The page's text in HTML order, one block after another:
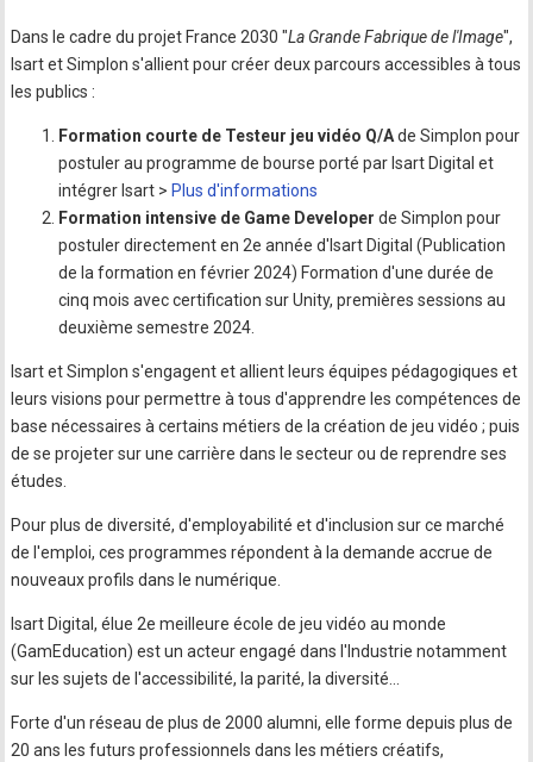
Dans le cadre du projet France 2030 "La Grande Fabrique de l'Image",
Isart et Simplon s'allient pour créer deux parcours accessibles à tous
les publics :
Formation courte de Testeur jeu vidéo Q/Ade Simplon pour
postuler au programme de bourse porté par Isart Digital et
intégrer Isart > Plus d'informations
Formation intensive de Game Developer de Simplon pour
postuler directement en 2e année d'Isart Digital (Publication
de la formation en février 2024) Formation d'une durée de
cinq mois avec certification sur Unity, premières sessions au
deuxième semestre 2024.
Isart et Simplon s'engagent et allient leurs équipes pédagogiques et
leurs visions pour permettre à tous d'apprendre les compétences de
base nécessaires à certains métiers de la création de jeu vidéo ; puis
de se projeter sur une carrière dans le secteur ou de reprendre ses
études.
Pour plus de diversité, d'employabilité et d'inclusion sur ce marché
de l'emploi, ces programmes répondent à la demande accrue de
nouveaux profils dans le numérique.
Isart Digital, élue 2e meilleure école de jeu vidéo au monde
(GamEducation) est un acteur engagé dans l'Industrie notamment
sur les sujets de l'accessibilité, la parité, la diversité...
Forte d'un réseau de plus de 2000 alumni, elle forme depuis plus de
20 ans les futurs professionnels dans les métiers créatifs,